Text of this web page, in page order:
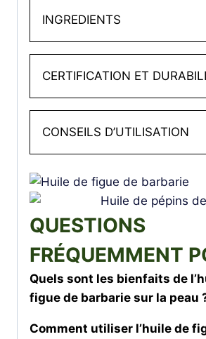
INGREDIENTS
CERTIFICATION ET
CONSEILS D’UTILISATION
QUESTIONS
FRÉQUEMMENT
Quels sont les bienfaits de
figue de barbarie sur la peau
Comment utiliser l’huile de